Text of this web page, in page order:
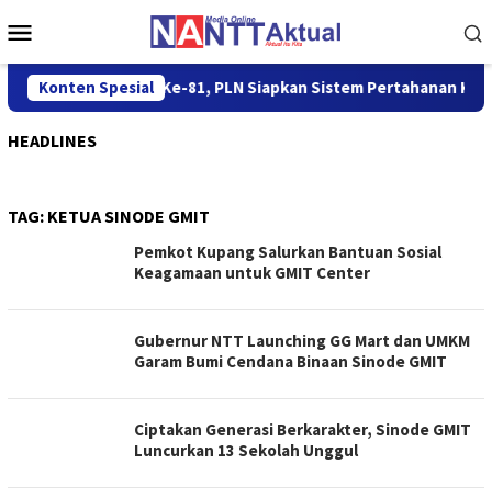
ke
Mobile
Konten Spesial
Menyambut HUT RI Ke-81, PLN Siapkan Sistem Pertahanan
HEADLINES
TAG: KETUA SINODE GMIT
Pemkot Kupang Salurkan Bantuan Sosial
Keagamaan untuk GMIT Center
Gubernur NTT Launching GG Mart dan UMKM
Garam Bumi Cendana Binaan Sinode GMIT
Ciptakan Generasi Berkarakter, Sinode GMIT
Luncurkan 13 Sekolah Unggul